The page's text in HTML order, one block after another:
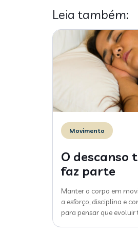
Leia também:
Movimento
O descanso
faz parte
Manter o corpo em
a esforço, disciplina e
para pensar que